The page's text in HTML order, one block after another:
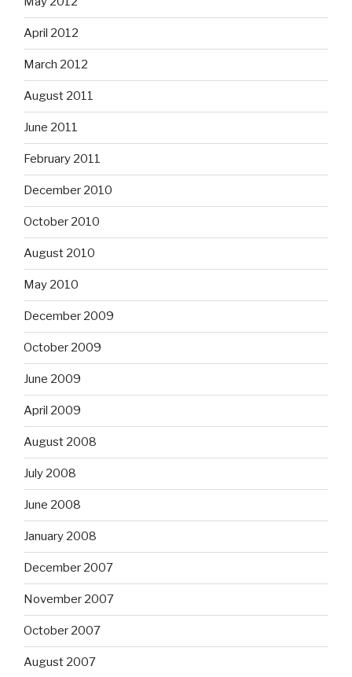
April 2012
March 2012
August 2011
June 2011
February 2011
December 2010
October 2010
August 2010
May 2010
December 2009
October 2009
June 2009
April 2009
August 2008
July 2008
June 2008
January 2008
December 2007
November 2007
October 2007
August 2007